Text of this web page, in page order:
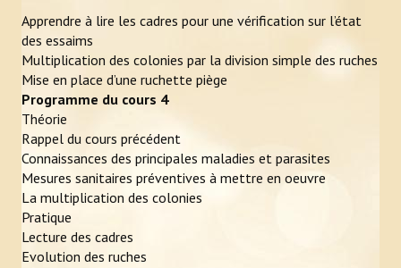
Apprendre à lire les cadres pour une vérification sur l’état
des essaims
Multiplication des colonies par la division simple des ruches
Mise en place d’une ruchette piège
Programme du cours 4
Théorie
Rappel du cours précédent
Connaissances des principales maladies et parasites
Mesures sanitaires préventives à mettre en oeuvre
La multiplication des colonies
Pratique
Lecture des cadres
Evolution des ruches